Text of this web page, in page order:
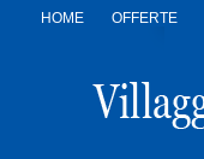
HOME OFFERTE